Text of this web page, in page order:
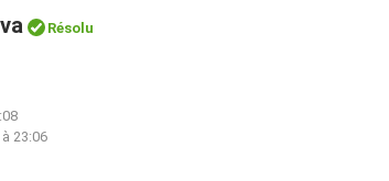
Résolu
23:06